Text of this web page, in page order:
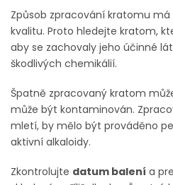
Způsob zpracování kratomu
kvalitu. Proto hledejte kratom,
aby se zachovaly jeho účinné
škodlivých chemikálií.
Špatně zpracovaný kratom
může být kontaminován.
mletí, by mělo být prováděno
aktivní alkaloidy.
Zkontrolujte datum balení a